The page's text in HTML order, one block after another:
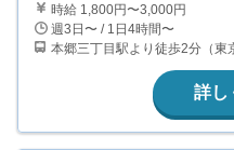
時給 1,800円〜3,000円
週3日〜 / 1日4時間〜
詳し